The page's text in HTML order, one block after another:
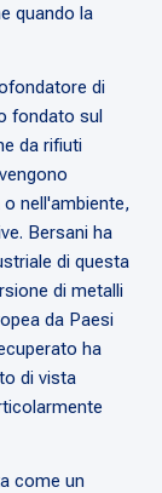
quando la
di
fondato sul
da rifiuti
nell'ambiente,
Bersani ha
di questa
di metalli
da Paesi
ha
di vista
come un